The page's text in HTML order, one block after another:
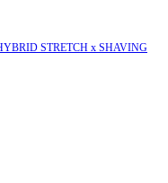
STRETCH x SHAVING